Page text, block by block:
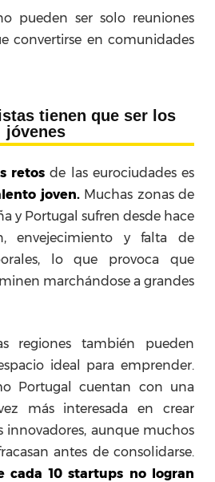
pueden ser solo reuniones
convertirse en comunidades
tienen que ser los
jóvenes
retos de las eurociudades es
joven.Muchas zonas de
y Portugal sufren desde hace
envejecimiento y falta de
lo que provoca que
marchándose a grandes
regiones también pueden
ideal para emprender.
Portugal cuentan con una
más interesada en crear
innovadores, aunque muchos
antes de consolidarse.
cada 10 startups no logran